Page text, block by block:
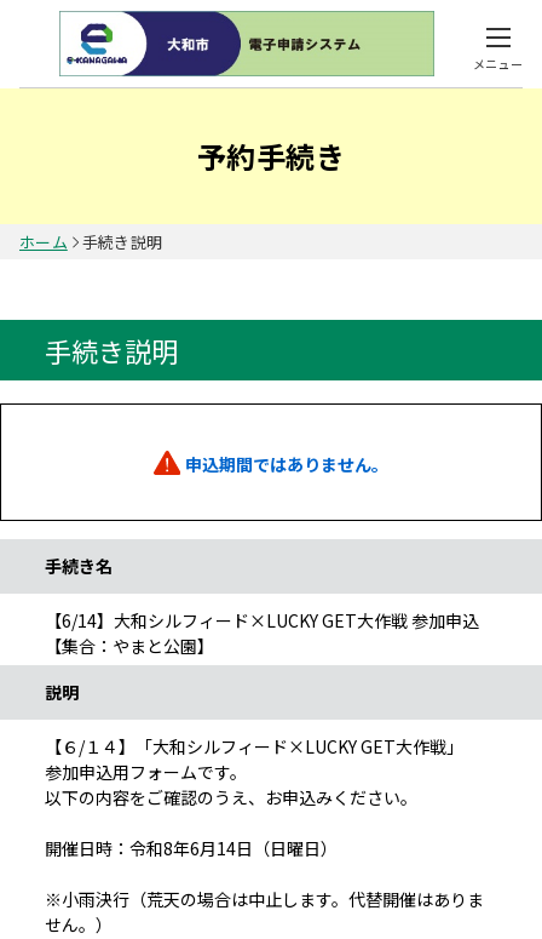
メニュー
予約手続き
ホーム 手続き説明
手続き説明
申込期間ではありません。
手続き名
【6/14】大和シルフィード×LUCKY GET大作戦 参加申込
【集合：やまと公園】
説明
【６/１４】「大和シルフィード×LUCKY GET大作戦」
参加申込用フォームです。
以下の内容をご確認のうえ、お申込みください。
開催日時：令和8年6月14日（日曜日）
※小雨決行（荒天の場合は中止します。代替開催はありま
せん。）